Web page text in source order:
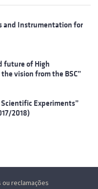
and Instrumentation for
future of High
vision from the BSC”
Experiments”
2018)
reclamações